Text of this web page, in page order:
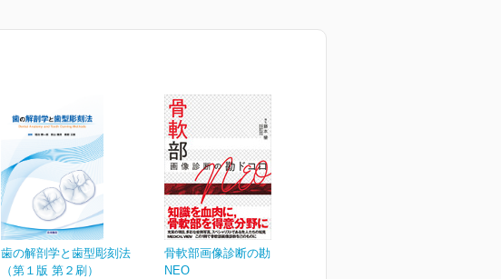
歯の解剖学と歯型彫刻法
（第１版 第２刷）
骨軟部画像診断の勘ドコロ
NEO